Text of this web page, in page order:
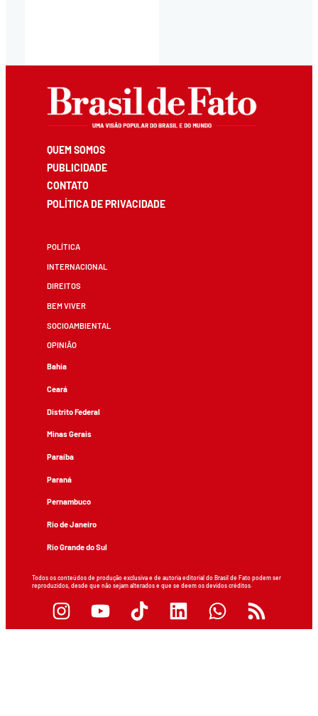
QUEM SOMOS
PUBLICIDADE
CONTATO
POLÍTICA DE PRIVACIDADE
POLÍTICA
INTERNACIONAL
DIREITOS
BEM VIVER
SOCIOAMBIENTAL
OPINIÃO
Bahia
Ceará
Distrito Federal
Minas Gerais
Paraíba
Paraná
Pernambuco
Rio de Janeiro
Rio Grande do Sul
Todos os conteúdos de produção exclusiva e de autoria editorial do Brasil de Fato podem ser
reproduzidos, desde que não sejam alterados e que se deem os devidos créditos.